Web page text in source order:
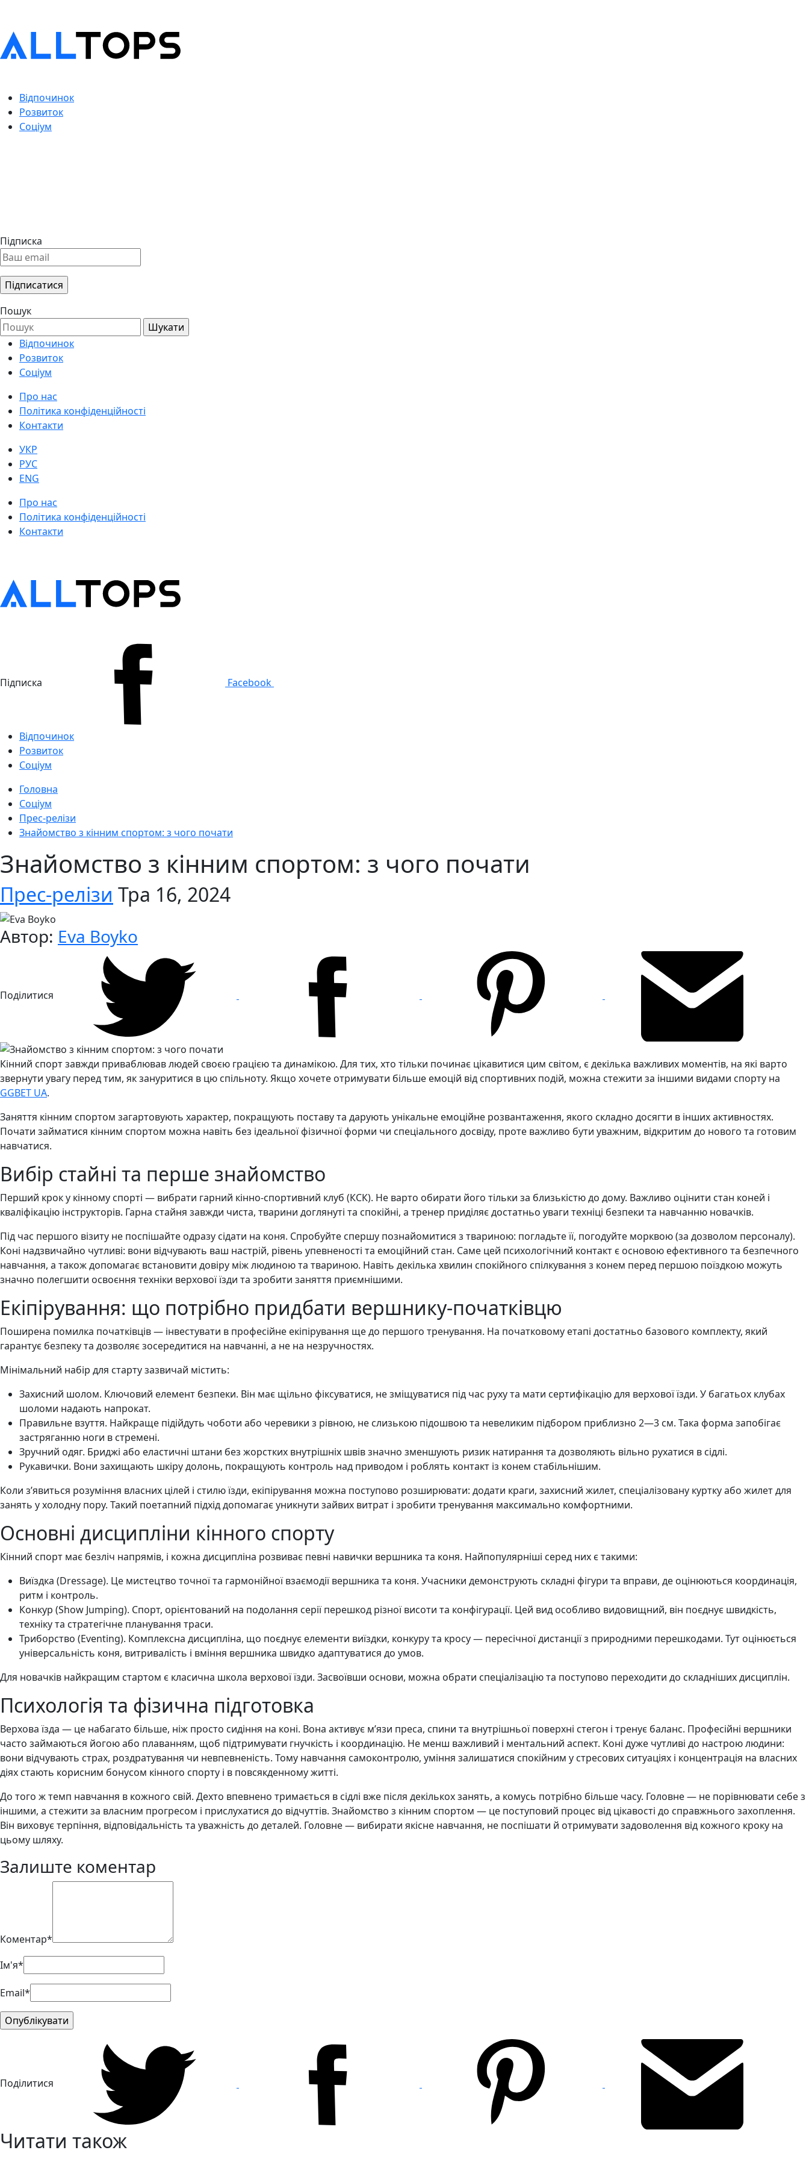
Відпочинок
Розвиток
Соціум
Підписка
Пошук
Відпочинок
Розвиток
Соціум
Про нас
Політика конфіденційності
Контакти
УКР
РУС
ENG
Про нас
Політика конфіденційності
Контакти
Підписка Facebook
Відпочинок
Розвиток
Соціум
Головна
Соціум
Прес-релізи
Знайомство з кінним спортом: з чого почати
Знайомство з кінним спортом: з чого почати
Прес-релізи Тра 16, 2024
Автор: Eva Boyko
Поділитися
Кінний спорт завжди приваблював людей своєю грацією та динамікою. Для тих, хто тільки починає цікавитися цим світом, є декілька важливих моментів, на які варто
звернути увагу перед тим, як зануритися в цю спільноту. Якщо хочете отримувати більше емоцій від спортивних подій, можна стежити за іншими видами спорту на
GGBET UA.
Заняття кінним спортом загартовують характер, покращують поставу та дарують унікальне емоційне розвантаження, якого складно досягти в інших активностях.
Почати займатися кінним спортом можна навіть без ідеальної фізичної форми чи спеціального досвіду, проте важливо бути уважним, відкритим до нового та готовим
навчатися.
Вибір стайні та перше знайомство
Перший крок у кінному спорті — вибрати гарний кінно-спортивний клуб (КСК). Не варто обирати його тільки за близькістю до дому. Важливо оцінити стан коней і
кваліфікацію інструкторів. Гарна стайня завжди чиста, тварини доглянуті та спокійні, а тренер приділяє достатньо уваги техніці безпеки та навчанню новачків.
Під час першого візиту не поспішайте одразу сідати на коня. Спробуйте спершу познайомитися з твариною: погладьте її, погодуйте морквою (за дозволом персоналу).
Коні надзвичайно чутливі: вони відчувають ваш настрій, рівень упевненості та емоційний стан. Саме цей психологічний контакт є основою ефективного та безпечного
навчання, а також допомагає встановити довіру між людиною та твариною. Навіть декілька хвилин спокійного спілкування з конем перед першою поїздкою можуть
значно полегшити освоєння техніки верхової їзди та зробити заняття приємнішими.
Екіпірування: що потрібно придбати вершнику-початківцю
Поширена помилка початківців — інвестувати в професійне екіпірування ще до першого тренування. На початковому етапі достатньо базового комплекту, який
гарантує безпеку та дозволяє зосередитися на навчанні, а не на незручностях.
Мінімальний набір для старту зазвичай містить:
Захисний шолом. Ключовий елемент безпеки. Він має щільно фіксуватися, не зміщуватися під час руху та мати сертифікацію для верхової їзди. У багатьох клубах
шоломи надають напрокат.
Правильне взуття. Найкраще підійдуть чоботи або черевики з рівною, не слизькою підошвою та невеликим підбором приблизно 2—3 см. Така форма запобігає
застряганню ноги в стремені.
Зручний одяг. Бриджі або еластичні штани без жорстких внутрішніх швів значно зменшують ризик натирання та дозволяють вільно рухатися в сідлі.
Рукавички. Вони захищають шкіру долонь, покращують контроль над приводом і роблять контакт із конем стабільнішим.
Коли з’явиться розуміння власних цілей і стилю їзди, екіпірування можна поступово розширювати: додати краги, захисний жилет, спеціалізовану куртку або жилет для
занять у холодну пору. Такий поетапний підхід допомагає уникнути зайвих витрат і зробити тренування максимально комфортними.
Основні дисципліни кінного спорту
Кінний спорт має безліч напрямів, і кожна дисципліна розвиває певні навички вершника та коня. Найпопулярніші серед них є такими:
Виїздка (Dressage). Це мистецтво точної та гармонійної взаємодії вершника та коня. Учасники демонструють складні фігури та вправи, де оцінюються координація,
ритм і контроль.
Конкур (Show Jumping). Спорт, орієнтований на подолання серії перешкод різної висоти та конфігурації. Цей вид особливо видовищний, він поєднує швидкість,
техніку та стратегічне планування траси.
Триборство (Eventing). Комплексна дисципліна, що поєднує елементи виїздки, конкуру та кросу — пересічної дистанції з природними перешкодами. Тут оцінюється
універсальність коня, витривалість і вміння вершника швидко адаптуватися до умов.
Для новачків найкращим стартом є класична школа верхової їзди. Засвоївши основи, можна обрати спеціалізацію та поступово переходити до складніших дисциплін.
Психологія та фізична підготовка
Верхова їзда — це набагато більше, ніж просто сидіння на коні. Вона активує м’язи преса, спини та внутрішньої поверхні стегон і тренує баланс. Професійні вершники
часто займаються йогою або плаванням, щоб підтримувати гнучкість і координацію. Не менш важливий і ментальний аспект. Коні дуже чутливі до настрою людини:
вони відчувають страх, роздратування чи невпевненість. Тому навчання самоконтролю, уміння залишатися спокійним у стресових ситуаціях і концентрація на власних
діях стають корисним бонусом кінного спорту і в повсякденному житті.
До того ж темп навчання в кожного свій. Дехто впевнено тримається в сідлі вже після декількох занять, а комусь потрібно більше часу. Головне — не порівнювати себе з
іншими, а стежити за власним прогресом і прислухатися до відчуттів. Знайомство з кінним спортом — це поступовий процес від цікавості до справжнього захоплення.
Він виховує терпіння, відповідальність та уважність до деталей. Головне — вибирати якісне навчання, не поспішати й отримувати задоволення від кожного кроку на
цьому шляху.
Залиште коментар
Коментар*
Ім'я*
Email*
Поділитися
Читати також